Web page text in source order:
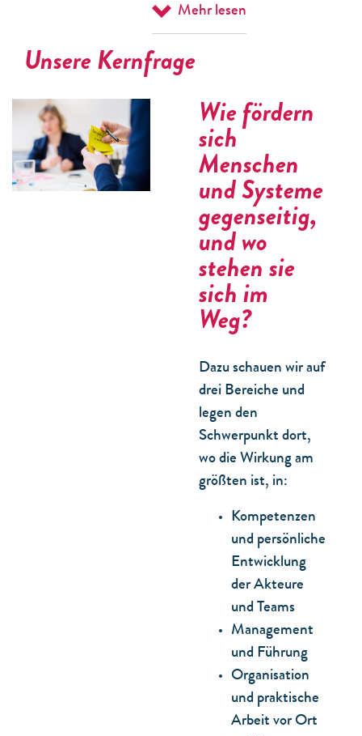
Mehr lesen
Unsere Kernfrage
Wie fördern
sich
Menschen
und Systeme
gegenseitig,
und wo
stehen sie
sich im
Weg?
Dazu schauen wir auf
drei Bereiche und
legen den
Schwerpunkt dort,
wo die Wirkung am
größten ist, in:
Kompetenzen
und persönliche
Entwicklung
der Akteure
und Teams
Management
und Führung
Organisation
und praktische
Arbeit vor Ort